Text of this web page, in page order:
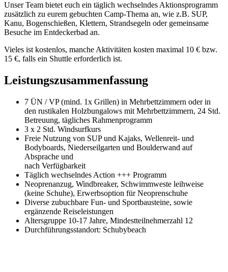
Unser Team bietet euch ein täglich wechselndes Aktionsprogramm
zusätzlich zu eurem gebuchten Camp-Thema an, wie z.B. SUP,
Kanu, Bogenschießen, Klettern, Strandsegeln oder gemeinsame
Besuche im Entdeckerbad an.
Vieles ist kostenlos, manche Aktivitäten kosten maximal 10 € bzw.
15 €, falls ein Shuttle erforderlich ist.
Leistungszusammenfassung
7 ÜN / VP (mind. 1x Grillen) in Mehrbettzimmern oder in
den rustikalen Holzbungalows mit Mehrbettzimmern, 24 Std.
Betreuung, tägliches Rahmenprogramm
3 x 2 Std. Windsurfkurs
Freie Nutzung von SUP und Kajaks, Wellenreit- und
Bodyboards, Niederseilgarten und Boulderwand auf
Absprache und
nach Verfügbarkeit
Täglich wechselndes Action +++ Programm
Neoprenanzug, Windbreaker, Schwimmweste leihweise
(keine Schuhe), Erwerbsoption für Neoprenschuhe
Diverse zubuchbare Fun- und Sportbausteine, sowie
ergänzende Reiseleistungen
Altersgruppe 10-17 Jahre, Mindestteilnehmerzahl 12
Durchführungsstandort: Schubybeach